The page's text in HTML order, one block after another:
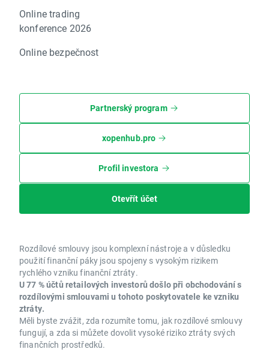
Online trading
konference 2026
Online bezpečnost
Partnerský program
xopenhub.pro
Profil investora
Otevřít účet
Rozdílové smlouvy jsou komplexní nástroje a v důsledku
použití finanční páky jsou spojeny s vysokým rizikem
rychlého vzniku finanční ztráty.
U 77 % účtů retailových investorů došlo při obchodování s
rozdílovými smlouvami u tohoto poskytovatele ke vzniku
ztráty.
Měli byste zvážit, zda rozumíte tomu, jak rozdílové smlouvy
fungují, a zda si můžete dovolit vysoké riziko ztráty svých
finančních prostředků.